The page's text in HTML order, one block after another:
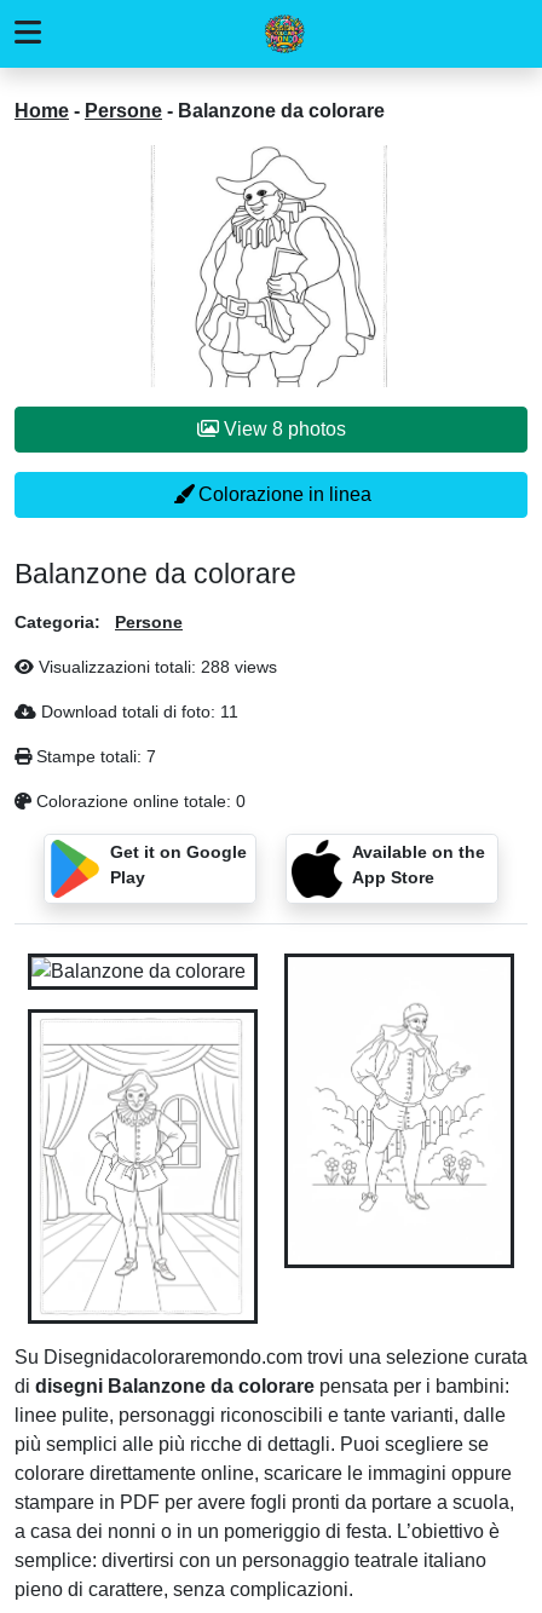
Home - Persone - Balanzone da colorare
View 8 photos
Colorazione in linea
Balanzone da colorare
Categoria: Persone
Visualizzazioni totali: 288 views
Download totali di foto: 11
Stampe totali: 7
Colorazione online totale: 0
Get it on Google
Play
Available on the
App Store
Su Disegnidacoloraremondo.com trovi una selezione curata
di disegni Balanzone da colorare pensata per i bambini:
linee pulite, personaggi riconoscibili e tante varianti, dalle
più semplici alle più ricche di dettagli. Puoi scegliere se
colorare direttamente online, scaricare le immagini oppure
stampare in PDF per avere fogli pronti da portare a scuola,
a casa dei nonni o in un pomeriggio di festa. L’obiettivo è
semplice: divertirsi con un personaggio teatrale italiano
pieno di carattere, senza complicazioni.